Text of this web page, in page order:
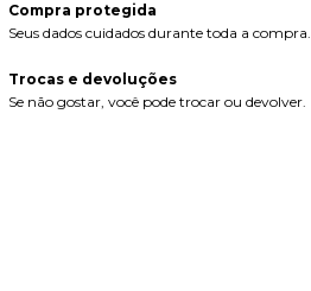
Compra protegida
Seus dados cuidados durante toda a compra.
Trocas e devoluções
Se não gostar, você pode trocar ou devolver.